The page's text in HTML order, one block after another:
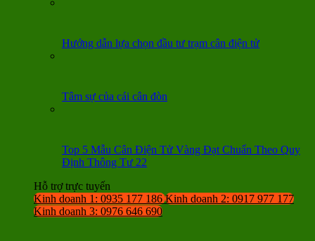
Hướng dẫn lựa chọn đầu tư trạm cân điện tử
Tâm sự của cái cân đòn
Top 5 Mẫu Cân Điện Tử Vàng Đạt Chuẩn Theo Quy
Định Thông Tư 22
Hỗ trợ trực tuyến
Kinh doanh 1: 0935 177 186 Kinh doanh 2: 0917 977 177
Kinh doanh 3: 0976 646 690